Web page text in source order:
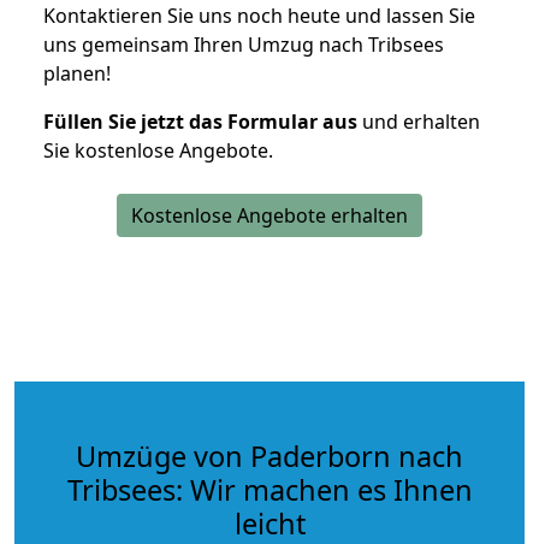
Kontaktieren Sie uns noch heute und lassen Sie
uns gemeinsam Ihren Umzug nach Tribsees
planen!
Füllen Sie jetzt das Formular aus und erhalten
Sie kostenlose Angebote.
Kostenlose Angebote erhalten
Umzüge von Paderborn nach
Tribsees: Wir machen es Ihnen
leicht